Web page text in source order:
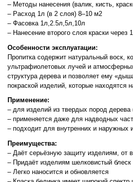
– Методы нанесения (валик, кисть,
– Расход 1л (в 2 слоя) 8–10 м2
– Фасовка 1л,2.5л,5л,10л
– Нанесение второго слоя краски через
Особенности эксплуатации:
Пропитка содержит натуральный воск,
ультрафиолетовых лучей и
структура дерева и позволяет ему
покраской изделий, которые находятся
Применение:
– для изделий из твердых пород дерева
– применяется даже для надводных
– подходит для внутренних и наружных
Преимущества:
– Даёт серьёзную защиту изделиям, от
– Придаёт изделиям шелковистый блеск
– Легко наносится и обновляется